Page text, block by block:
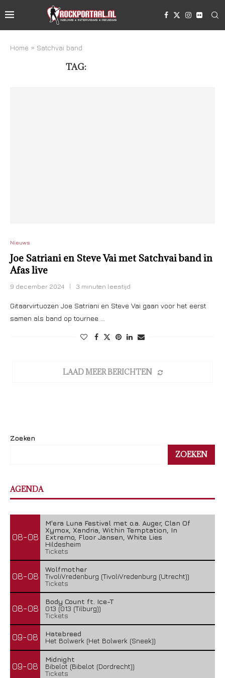
Home » Satchvai band
TAG:
Nieuws
Joe Satriani en Steve Vai met Satchvai band in
Afas live
9 december 2024 3 minuten leestijd
Gitaarvirtuozen Joe Satriani en Steve Vai gaan voor het eerst
samen als band op tournee …
LAAD MEER BERICHTEN
Zoeken
ZOEKEN
AGENDA
08-08
M'era Luna Festival met o.a. Auger, Clan Of
Xymox, Xandria, Within Temptation, In
Extremo, Floor Jansen, White Lies
Hildesheim
Tickets
08-08
Wolfmother
TivoliVredenburg (TivoliVredenburg (Utrecht))
Tickets
08-08
Body Count ft. Ice-T
013 (013 (Tilburg))
Tickets
09-08
Hatebreed
Het Bolwerk (Het Bolwerk (Sneek))
09-08
Midnight
Bibelot (Bibelot (Dordrecht))
Tickets